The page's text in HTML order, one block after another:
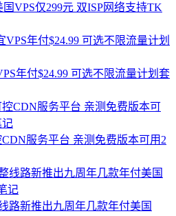
国VPS仅299元 双ISP网络支持TK
年付$24.99 可选不限流量计划套
服务平台 亲测免费版本可用2
路新推出九周年几款年付美国